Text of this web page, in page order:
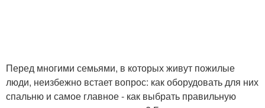
Перед многими семьями, в которых живут пожилые
люди, неизбежно встает вопрос: как оборудовать для них
спальню и самое главное - как выбрать правильную